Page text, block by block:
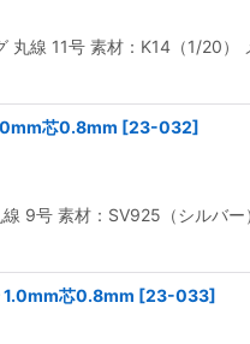
丸線 11号 素材：K14（1/20
芯0.8mm [23-032]
9号 素材：SV925（シルバ
1.0mm芯0.8mm [23-033]